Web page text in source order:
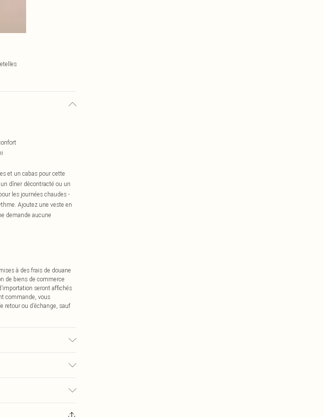
et un cabas pour cette
dîner décontracté ou un
les journées chaudes -
Ajoutez une veste en
demande aucune
à des frais de douane
de biens de commerce
seront affichés
commande, vous
retour ou d’échange, sauf
€9.99